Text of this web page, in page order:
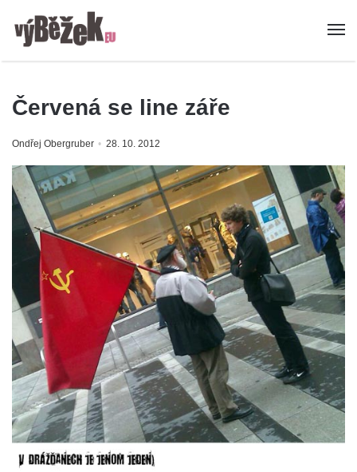
Červená se line záře
Ondřej Obergruber 28. 10. 2012